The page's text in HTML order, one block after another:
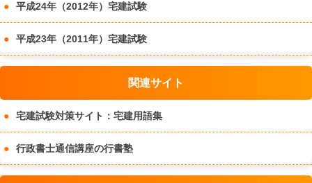
平成24年（2012年）宅建試験
平成23年（2011年）宅建試験
関連サイト
宅建試験対策サイト：宅建用語集
行政書士通信講座の行書塾